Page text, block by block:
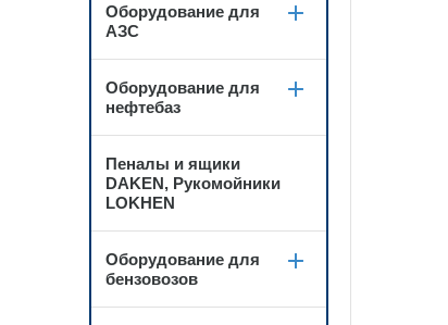
Оборудование для
АЗС
Оборудование для
нефтебаз
Пеналы и ящики
DAKEN, Рукомойники
LOKHEN
Оборудование для
бензовозов